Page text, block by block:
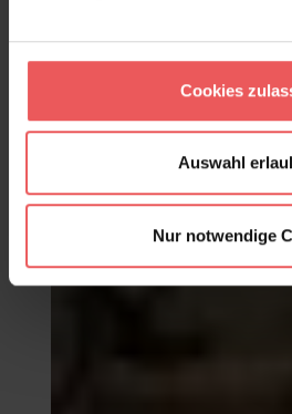
Cookies
Auswahl
Nur notwendige